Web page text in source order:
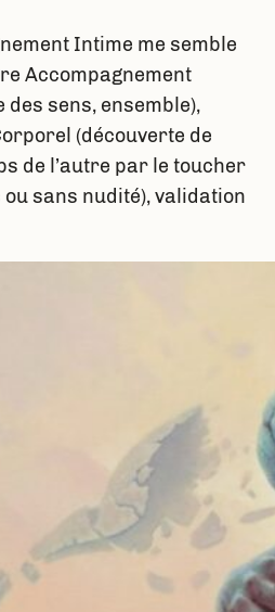
Intime me semble
Accompagnement
des sens, ensemble),
(découverte de
de l’autre par le toucher
sans nudité), validation